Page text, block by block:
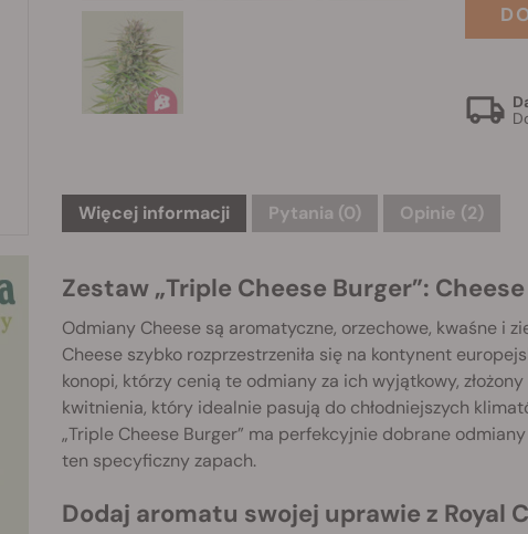
Więcej informacji Pytania (0) Opinie (2)
Zestaw „Triple Cheese Burger”:
Odmiany Cheese są aromatyczne, orzechowe, kwaśne i
Cheese szybko rozprzestrzeniła się na kontynent
konopi, którzy cenią te odmiany za ich wyjątkowy,
kwitnienia, który idealnie pasują do chłodniejszych
„Triple Cheese Burger” ma perfekcyjnie dobrane
ten specyficzny zapach.
Dodaj aromatu swojej uprawie z Royal